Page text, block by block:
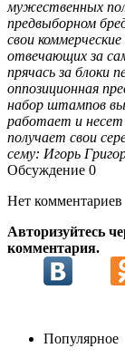
мужественных
предвыборном
свои
отвечающих за
прячась за блоки
оппозиционная
набор штампов
работает и
получает свои
сему: Игорь
Обсуждение 0
Нет комментариев
Авторизуйтесь
комментария.
Популярное